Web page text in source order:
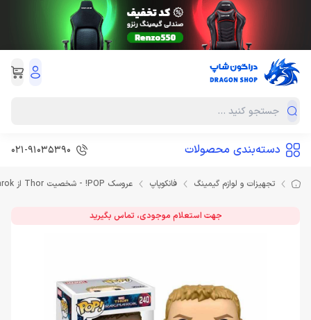
دسته‌بندی محصولات 021-91035390
تجهیزات و لوازم گیمینگ فانکوپاپ عروسک POP! - شخصیت Thor از Thor Ragnarok
جهت استعلام موجودی، تماس بگیرید